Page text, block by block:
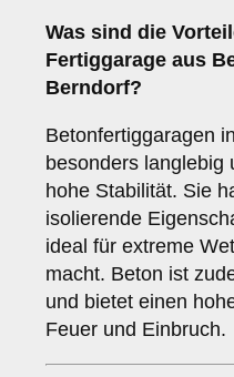
Was sind die
Fertiggarage aus
Berndorf?
Betonfertiggaragen
besonders langlebig
hohe Stabilität. Sie
isolierende
ideal für extreme
macht. Beton ist
und bietet einen
Feuer und Einbruch.